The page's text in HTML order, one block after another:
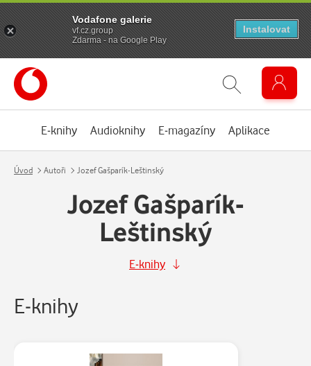
E-knihy Audioknihy E-magazíny Aplikace
Úvod Autoři Jozef Gašparík-Leštinský
Jozef Gašparík-
Leštinský
E-knihy
E-knihy
Vodafone galerie
vf.cz.group
Zdarma - na Google Play
Instalovat